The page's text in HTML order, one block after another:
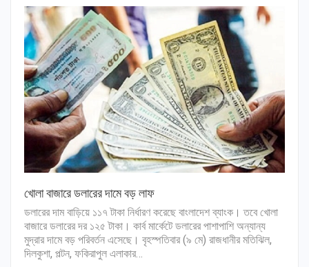
খোলা বাজারে ডলারের দামে বড় লাফ
ডলারের দাম বাড়িয়ে ১১৭ টাকা নির্ধারণ করেছে বাংলাদেশ ব্যাংক। তবে খোলা
বাজারে ডলারের দর ১২৫ টাকা। কার্ব মার্কেটে ডলারের পাশাপাশি অন্যান্য
মুদ্রার দামে বড় পরিবর্তন এসেছে। বৃহস্পতিবার (৯ মে) রাজধানীর মতিঝিল,
দিলকুশা, পল্টন, ফকিরাপুল এলাকার…